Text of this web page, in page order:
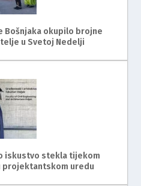
Bošnjaka okupilo brojne
u Svetoj Nedelji
iskustvo stekla tijekom
projektantskom uredu